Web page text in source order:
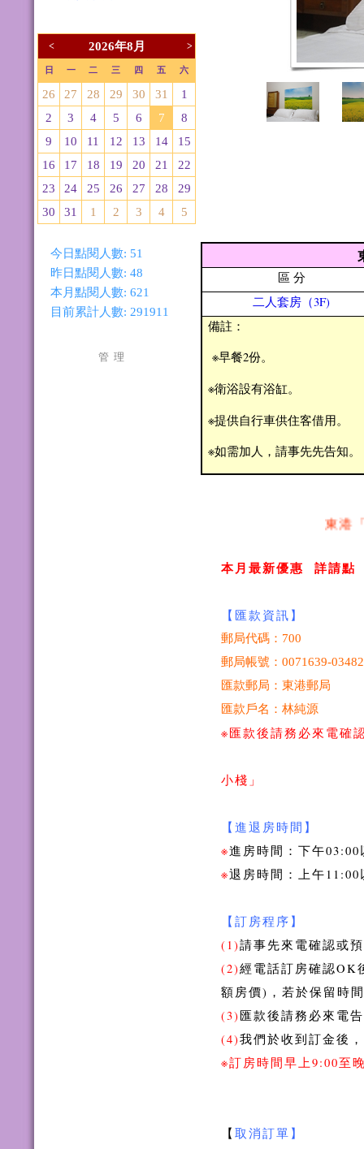
< 2026年8月 >
日 一 二 三 四 五 六
26 27 28 29 30 31
1
2
3 4 5 6 7
8
9
10 11 12 13 14
15
16
17 18 19 20 21
22
23
24 25 26 27 28
29
30
31 1 2 3 4 5
今日點閱人數: 51
昨日點閱人數: 48
本月點閱人數: 621
目前累計人數: 291911
管 理
區 分
二人套房（3F)
備註：
※早餐2份。
※衛浴設有浴缸。
※提供自行車供住客借用。
※如需加人，請事先先告知。
東港「
本月最新優惠 詳請
【匯款資訊】
郵局代碼：700
郵局帳號：0071639-
匯款郵局：東港郵局
匯款戶名：林純源
※匯款後請務必來電確
小棧」
【進退房時間】
※進房時間：下午03:00
※退房時間：上午11:00
【訂房程序】
(1)請事先來電確認或
(2)經電話訂房確認OK
額房價)，若於保留時
(3)匯款後請務必來電
(4)我們於收到訂金後
※訂房時間早上9:00至
【 取消訂單】